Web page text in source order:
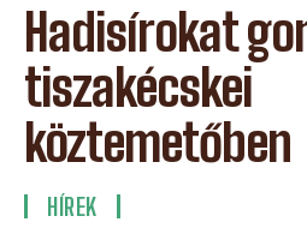
Hadisírokat
tiszakécskei
köztemetőben
HÍREK